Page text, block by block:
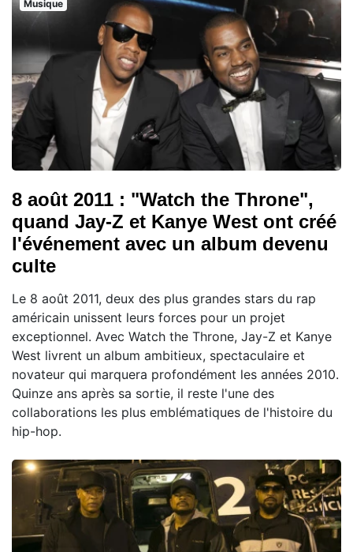
Musique
8 août 2011 : "Watch the Throne",
quand Jay-Z et Kanye West ont créé
l'événement avec un album devenu
culte
Le 8 août 2011, deux des plus grandes stars du rap
américain unissent leurs forces pour un projet
exceptionnel. Avec Watch the Throne, Jay-Z et Kanye
West livrent un album ambitieux, spectaculaire et
novateur qui marquera profondément les années 2010.
Quinze ans après sa sortie, il reste l'une des
collaborations les plus emblématiques de l'histoire du
hip-hop.